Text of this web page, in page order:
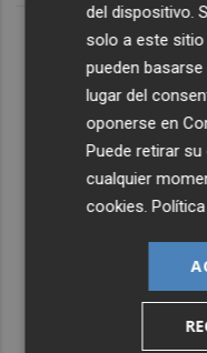
del dispositivo.
solo a este
pueden
lugar del
oponerse en
Puede retirar
cualquier
cookies .